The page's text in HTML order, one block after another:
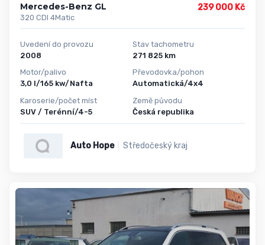
Mercedes-Benz GL
320 CDI 4Matic
239 000 Kč
Uvedení do provozu
2008
Motor/palivo
3,0 l/165 kw/Nafta
Karoserie/počet míst
SUV / Terénní/4-5
Stav tachometru
271 825 km
Převodovka/pohon
Automatická/4x4
Země původu
Česká republika
Auto Hope Středočeský kraj